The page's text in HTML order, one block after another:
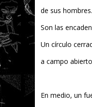
de sus
Son las
Un círculo
a campo
En medio, un